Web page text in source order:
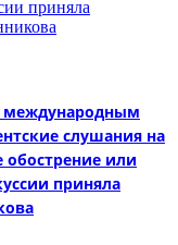
международным
слушания на
или
приняла